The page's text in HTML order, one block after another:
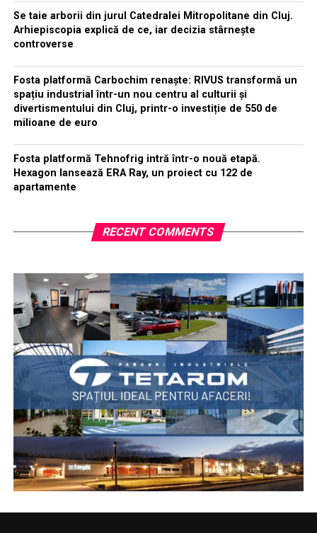
Se taie arborii din jurul Catedralei Mitropolitane din Cluj.
Arhiepiscopia explică de ce, iar decizia stârnește
controverse
Fosta platformă Carbochim renaște: RIVUS transformă un
spațiu industrial într-un nou centru al culturii și
divertismentului din Cluj, printr-o investiție de 550 de
milioane de euro
Fosta platformă Tehnofrig intră într-o nouă etapă.
Hexagon lansează ERA Ray, un proiect cu 122 de
apartamente
RECENT COMMENTS